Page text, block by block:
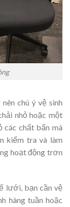
chú ý vệ sinh
nhỏ hoặc một
các chất bẩn mà
kiểm tra và làm
hoạt động trơn
lưới, bạn cần vệ
hàng tuần hoặc